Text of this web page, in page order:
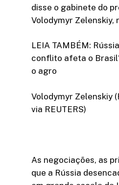
disse o gabinete do
Volodymyr Zelenskiy,
LEIA TAMBÉM:
conflito afeta o
o agro
Volodymyr Zelenskiy
via REUTERS)
As negociações, as
que a Rússia